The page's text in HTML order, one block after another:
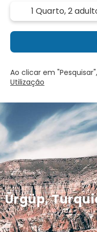
Ürgüp,
1 Quarto,2
Ao clicar em
Utilização